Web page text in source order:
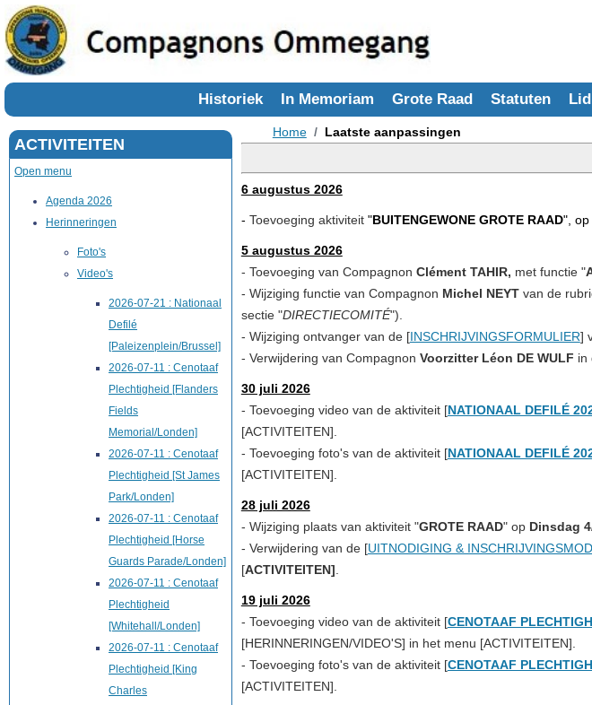
Historiek In Memoriam Grote Raad Statuten
ACTIVITEITEN
Open menu
Agenda 2026
Herinneringen
Foto's
Video's
2026-07-21 : Nationaal
Defilé
[Paleizenplein/Brussel]
2026-07-11 : Cenotaaf
Plechtigheid [Flanders
Fields
Memorial/Londen]
2026-07-11 : Cenotaaf
Plechtigheid [St James
Park/Londen]
2026-07-11 : Cenotaaf
Plechtigheid [Horse
Guards Parade/Londen]
2026-07-11 : Cenotaaf
Plechtigheid
[Whitehall/Londen]
2026-07-11 : Cenotaaf
Plechtigheid [King
Charles
Home
Laatste aanpassingen
6 augustus 2026
- Toevoeging aktiviteit"BUITENGEWONE GROTE RAAD", op
5 augustus 2026
- Toevoeging van Compagnon Clément TAHIR, met functie "
- Wijziging functie van Compagnon Michel NEYTvan de
sectie "DIRECTIECOMITÉ").
- Wijziging ontvanger van de [INSCHRIJVINGSFORMULIER]
- Verwijdering van Compagnon Voorzitter Léon DE WULF in
30 juli 2026
- Toevoeging video van de aktiviteit [NATIONAAL DEFILÉ
[ACTIVITEITEN].
- Toevoeging foto's van de aktiviteit [NATIONAAL DEFILÉ
[ACTIVITEITEN].
28 juli 2026
- Wijziging plaats van aktiviteit "GROTE RAAD" op Dinsdag
- Verwijdering van de [UITNODIGING &
[ACTIVITEITEN]
19 juli 2026
- Toevoeging video van de aktiviteit [CENOTAAF
[HERINNERINGEN/VIDEO'S] in het menu [ACTIVITEITEN].
- Toevoeging foto's van de aktiviteit [CENOTAAF
[ACTIVITEITEN].